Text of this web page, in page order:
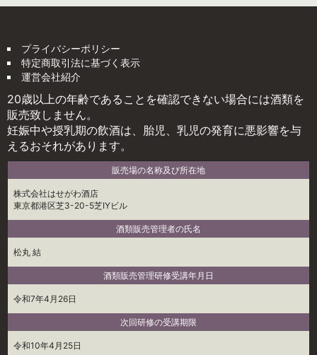
プライバシーポリシー
特定商取引法に基づく表示
運営会社紹介
20歳以上の年齢であることを確認できない場合には酒類を
販売致しません。
妊娠中や授乳期の飲酒は、胎児、乳児の発育に悪影響を与
えるおそれがあります。
販売場の名称及び所在地
株式会社はせがわ酒店
東京都港区芝3-20-5芝IYビル
酒類販売管理者の氏名
松丸 結
酒類販売管理研修受講年月日
令和7年4月26日
次回研修の受講期限
令和10年4月25日